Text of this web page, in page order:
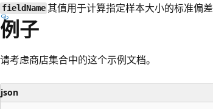
fieldName 其值用于计算指定样本大小的标准偏
例子
请考虑商店集合中的这个示例文档。
json